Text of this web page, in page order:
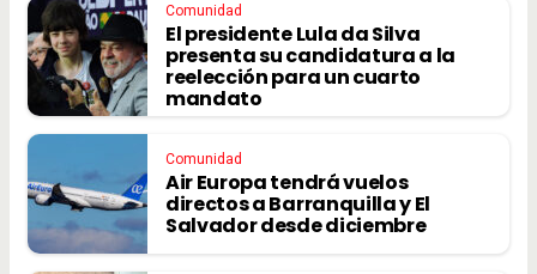
Comunidad
El presidente Lula da Silva
presenta su candidatura a la
reelección para un cuarto
mandato
Comunidad
Air Europa tendrá vuelos
directos a Barranquilla y El
Salvador desde diciembre